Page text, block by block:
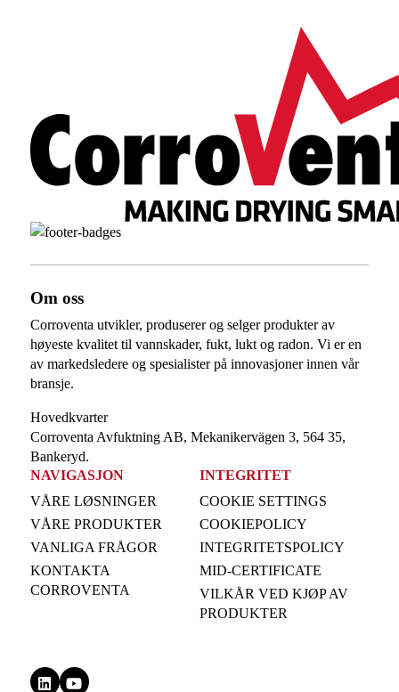
Om oss
Corroventa utvikler, produserer og selger produkter av
høyeste kvalitet til vannskader, fukt, lukt og radon. Vi er en
av markedsledere og spesialister på innovasjoner innen vår
bransje.
Hovedkvarter
Corroventa Avfuktning AB, Mekanikervägen 3, 564 35,
Bankeryd.
NAVIGASJON
VÅRE LØSNINGER
VÅRE PRODUKTER
VANLIGA FRÅGOR
KONTAKTA
CORROVENTA
INTEGRITET
COOKIE SETTINGS
COOKIEPOLICY
INTEGRITETSPOLICY
MID-CERTIFICATE
VILKÅR VED KJØP AV
PRODUKTER